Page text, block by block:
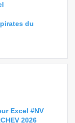
du
Excel #NV
2026